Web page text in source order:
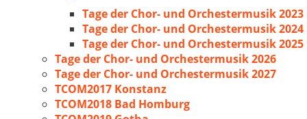
Tage der Chor- und Orchestermusik 2023
Tage der Chor- und Orchestermusik 2024
Tage der Chor- und Orchestermusik 2025
Tage der Chor- und Orchestermusik 2026
Tage der Chor- und Orchestermusik 2027
TCOM2017 Konstanz
TCOM2018 Bad Homburg